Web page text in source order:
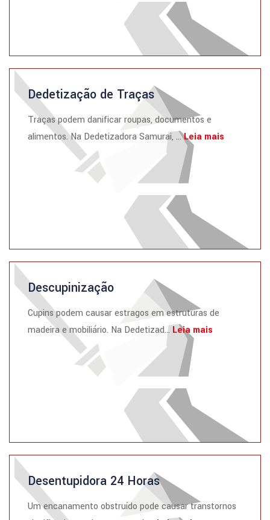
Dedetização de Traças
Traças podem danificar roupas, documentos e
alimentos. Na Dedetizadora Samurai, ...Leia mais
Descupinização
Cupins podem causar estragos em estruturas de
madeira e mobiliário. Na Dedetizad... Leia mais
Desentupidora 24 Horas
Um encanamento obstruído pode causar transtornos